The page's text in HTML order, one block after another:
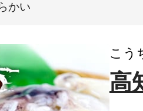
かい
こう
高